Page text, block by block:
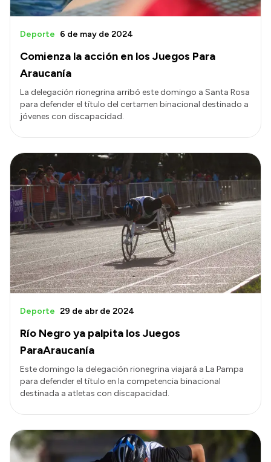
Comienza la acción en los Juegos Para
Araucanía
Deporte 6 de may de 2024
La delegación rionegrina arribó este domingo a Santa Rosa
para defender el título del certamen binacional destinado a
jóvenes con discapacidad.
Río Negro ya palpita los Juegos
ParaAraucanía
Deporte 29 de abr de 2024
Este domingo la delegación rionegrina viajará a La Pampa
para defender el título en la competencia binacional
destinada a atletas con discapacidad.